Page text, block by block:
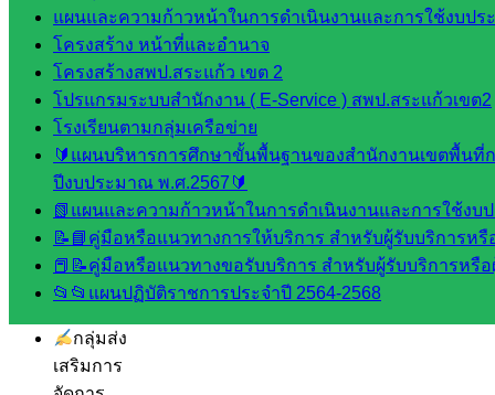
แผนและความก้าวหน้าในการดำเนินงานและการใช้งบป
โครงสร้าง หน้าที่และอำนาจ
โครงสร้างสพป.สระแก้ว เขต 2
โปรแกรมระบบสำนักงาน ( E-Service ) สพป.สระแก้วเขต2
โรงเรียนตามกลุ่มเครือข่าย
🔰แผนบริหารการศึกษาขั้นพื้นฐานของสำนักงานเขตพื้นที่
ปีงบประมาณ พ.ศ.2567🔰
📗แผนและความก้าวหน้าในการดำเนินงานและการใช้งบ
📝📘คู่มือหรือแนวทางการให้บริการ สำหรับผู้รับบริการห
📕📝คู่มือหรือแนวทางขอรับบริการ สำหรับผู้รับบริการหรื
📂📂แผนปฏิบัติราชการประจำปี 2564-2568
มอำนวย
การ
กลุ่ม
บริหาร
งานงาน
เงินและ
สินทรัพย์
กลุ่มน
โยบาย
กลุ่มส่ง
เสริมการ